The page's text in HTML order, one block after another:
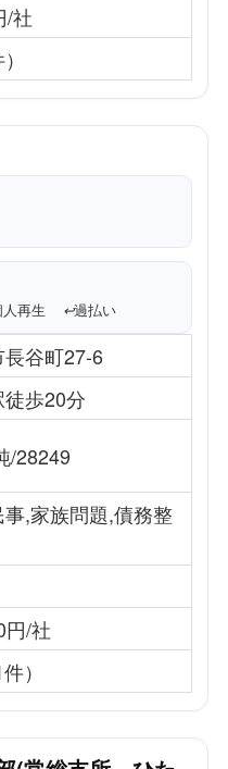
/社
再生 ↩️過払い
谷町27-6
歩20分
/28249
,家族問題,債務整
円/社
）